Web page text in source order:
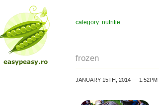
category: nutritie
frozen
JANUARY 15TH, 2014 — 1:52PM